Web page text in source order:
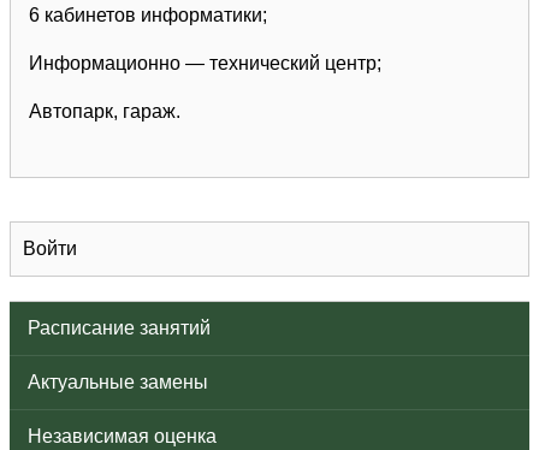
Войти
Расписание занятий
Актуальные замены
Независимая оценка
6 кабинетов информатики;
Информационно — технический центр;
Автопарк, гараж.